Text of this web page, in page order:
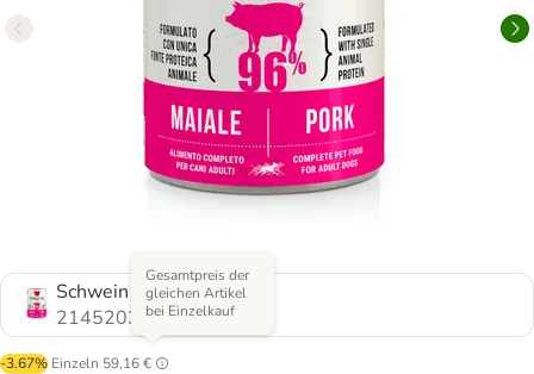
Schwein
2145203.1
-3.67% Einzeln 59,16 €
Gesamtpreis der
gleichen Artikel
bei Einzelkauf